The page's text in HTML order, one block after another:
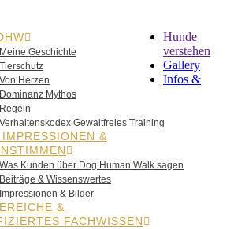
Meine Geschichte
Tierschutz
Von Herzen
Dominanz Mythos
Regeln
Verhaltenskodex Gewaltfreies Training
&
Was Kunden über Dog Human Walk sagen
Beiträge & Wissenswertes
Impressionen & Bilder
&
FACHWISSEN
Hunde
verstehen
Gallery
Infos &